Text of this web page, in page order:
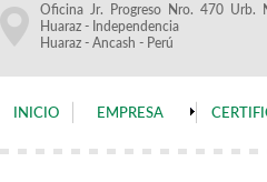
Oficina Jr. Progreso Nro. 470 Urb.
Huaraz - Independencia
Huaraz - Ancash - Perú
INICIO EMPRESA